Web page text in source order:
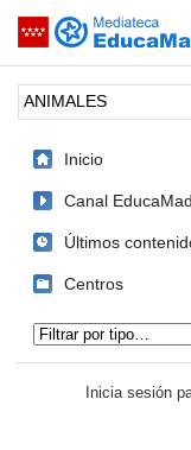
Saltar navegación
Palabra o frase:
Inicio
Canal
Últimos
Centros
Inicia sesión